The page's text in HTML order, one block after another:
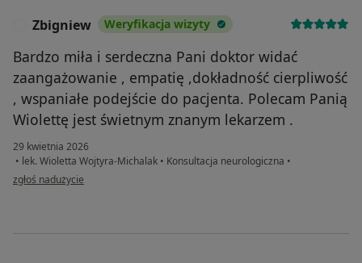
Zbigniew Weryfikacja wizyty
Bardzo miła i serdeczna Pani doktor widać
zaangażowanie , empatię ,dokładność cierpliwość
, wspaniałe podejście do pacjenta. Polecam Panią
Wiolettę jest świetnym znanym lekarzem .
29 kwietnia 2026
• lek. Wioletta Wojtyra-Michalak • Konsultacja neurologiczna •
w opinii użytkownika Zbigniew
zgłoś nadużycie